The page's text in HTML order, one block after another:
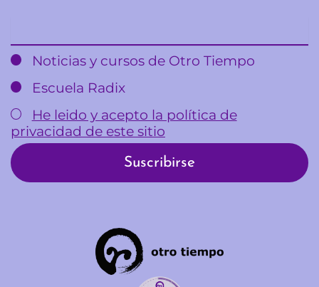
Noticias y cursos de Otro Tiempo
Escuela Radix
He leido y acepto la política de
privacidad de este sitio